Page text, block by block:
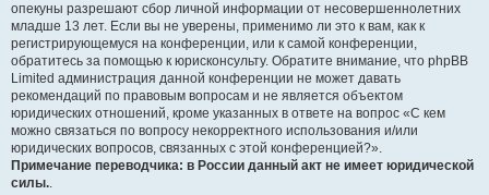
опекуны разрешают сбор личной информации от несовершеннолетних
младше 13 лет. Если вы не уверены, применимо ли это к вам, как к
регистрирующемуся на конференции, или к самой конференции,
обратитесь за помощью к юрисконсульту. Обратите внимание, что phpBB
Limited администрация данной конференции не может давать
рекомендаций по правовым вопросам и не является объектом
юридических отношений, кроме указанных в ответе на вопрос «С кем
можно связаться по вопросу некорректного использования и/или
юридических вопросов, связанных с этой конференцией?».
Примечание переводчика: в России данный акт не имеет юридической
силы..